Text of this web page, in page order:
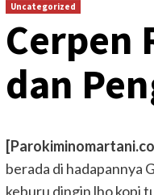
Uncategorized
Cerpen
dan
berada di hadapannya
keburu dingin lho kopi